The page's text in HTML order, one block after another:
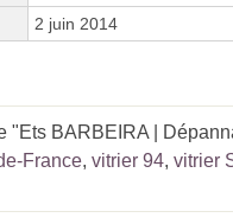
2 juin 2014
"Ets BARBEIRA |
France, vitrier 94, vitrier